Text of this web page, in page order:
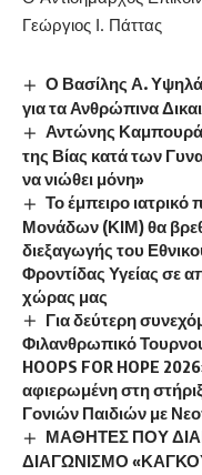
Γεώργιος Ι. Πάττας
Ο Βασίλης Α.
για τα Ανθρώπινα
Αντώνης
της Βίας κατά των
να νιώθει μόνη»
Το έμπειρο
Μονάδων (ΚΙΜ) θα
διεξαγωγής του
Φροντίδας Υγείας σε
χώρας μας
Για δεύτερη
Φιλανθρωπικό
HOOPS FOR HOPE
αφιερωμένη στη
Γονιών Παιδιών με
ΜΑΘΗΤΕΣ ΠΟΥ
ΔΙΑΓΩΝΙΣΜΟ